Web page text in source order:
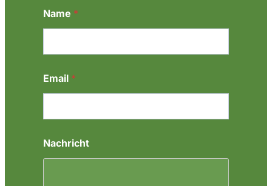
*
*
Name *
Email *
Nachricht